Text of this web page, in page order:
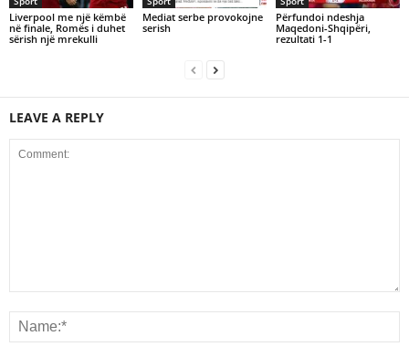
Liverpool me një këmbë
në finale, Romës i duhet
sërish një mrekulli
Mediat serbe provokojne
serish
Përfundoi ndeshja
Maqedoni-Shqipëri,
rezultati 1-1
LEAVE A REPLY